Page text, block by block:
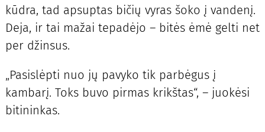
kūdra, tad apsuptas bičių vyras šoko į vandenį.
Deja, ir tai mažai tepadėjo – bitės ėmė gelti net
per džinsus.
„Pasislėpti nuo jų pavyko tik parbėgus į
kambarį. Toks buvo pirmas krikštas“, – juokėsi
bitininkas.